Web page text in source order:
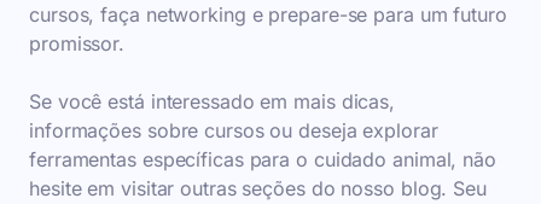
cursos, faça networking e prepare-se para um futuro
promissor.
Se você está interessado em mais dicas,
informações sobre cursos ou deseja explorar
ferramentas específicas para o cuidado animal, não
hesite em visitar outras seções do nosso blog. Seu